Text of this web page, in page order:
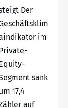
Der
im
Private-
Equity-
sank
um 17,4
auf